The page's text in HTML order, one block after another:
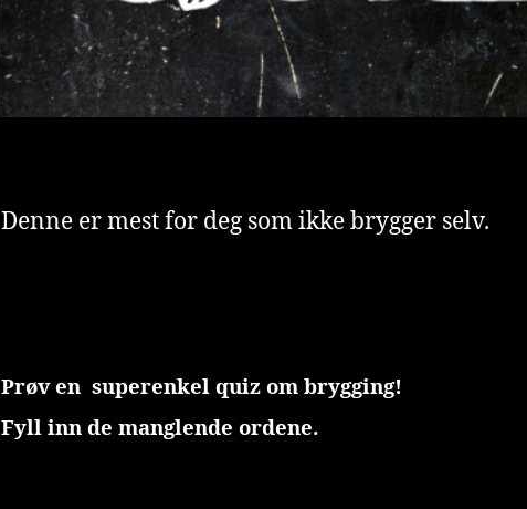
Denne er mest for deg som ikke brygger selv.
Prøv en superenkel quiz om brygging!
Fyll inn de manglende ordene.